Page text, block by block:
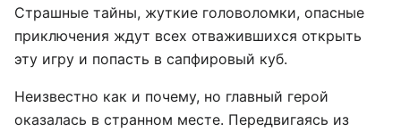
Страшные тайны, жуткие головоломки, опасные
приключения ждут всех отважившихся открыть
эту игру и попасть в сапфировый куб.
Неизвестно как и почему, но главный герой
оказалась в странном месте. Передвигаясь из